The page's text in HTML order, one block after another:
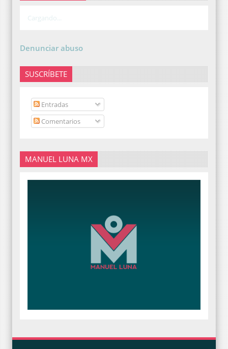
Cargando...
Denunciar abuso
SUSCRÍBETE
Entradas
Comentarios
MANUEL LUNA MX